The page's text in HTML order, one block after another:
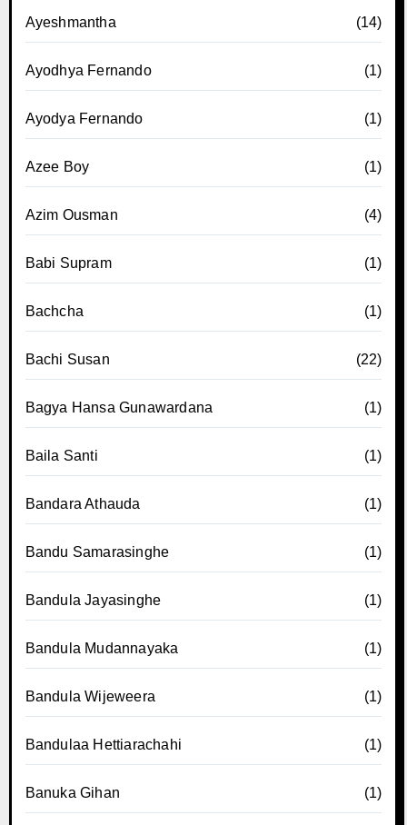
Ayeshmantha (14)
Ayodhya Fernando (1)
Ayodya Fernando (1)
Azee Boy (1)
Azim Ousman (4)
Babi Supram (1)
Bachcha (1)
Bachi Susan (22)
Bagya Hansa Gunawardana (1)
Baila Santi (1)
Bandara Athauda (1)
Bandu Samarasinghe (1)
Bandula Jayasinghe (1)
Bandula Mudannayaka (1)
Bandula Wijeweera (1)
Bandulaa Hettiarachahi (1)
Banuka Gihan (1)